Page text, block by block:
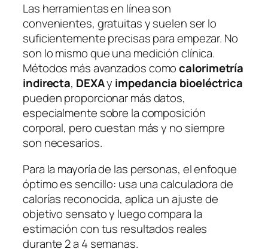
Las herramientas en línea son
convenientes, gratuitas y suelen ser lo
suficientemente precisas para empezar. No
son lo mismo que una medición clínica.
Métodos más avanzados comocalorimetría
indirecta, DEXAy impedancia bioeléctrica
pueden proporcionar más datos,
especialmente sobre la composición
corporal, pero cuestan más y no siempre
son necesarios.
Para la mayoría de las personas, el enfoque
óptimo es sencillo: usa una calculadora de
calorías reconocida, aplica un ajuste de
objetivo sensato y luego compara la
estimación con tus resultados reales
durante 2 a 4 semanas.